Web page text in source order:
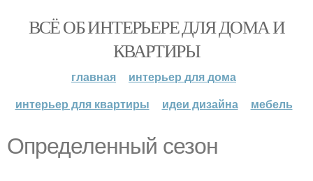
ВСЁ ОБ ИНТЕРЬЕРЕ ДЛЯ ДОМА И
КВАРТИРЫ
главная
интерьер для дома
интерьер для квартиры
идеи дизайна мебель
Определенный сезон